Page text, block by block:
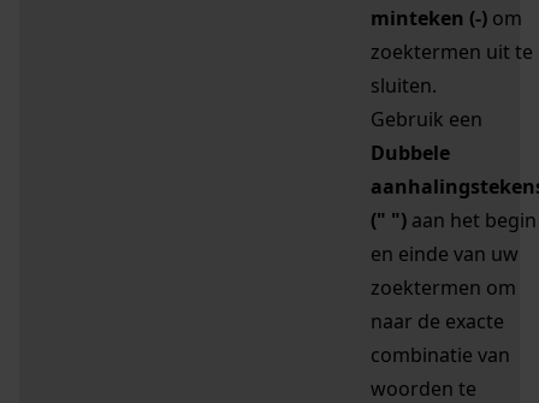
minteken (-) om
zoektermen uit te
sluiten.
Gebruik een
Dubbele
(" ") aan het begin
en einde van uw
zoektermen om
naar de exacte
combinatie van
woorden te